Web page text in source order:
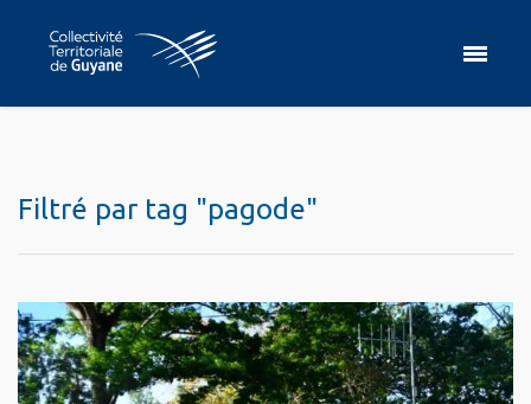
Filtré par tag "pagode"